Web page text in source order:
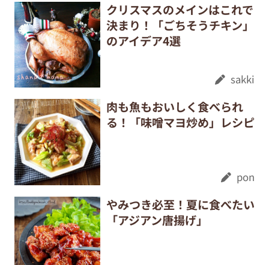
クリスマスのメインはこれで
決まり！「ごちそうチキン」
のアイデア4選
sakki
肉も魚もおいしく食べられ
る！「味噌マヨ炒め」レシピ
pon
やみつき必至！夏に食べたい
「アジアン唐揚げ」